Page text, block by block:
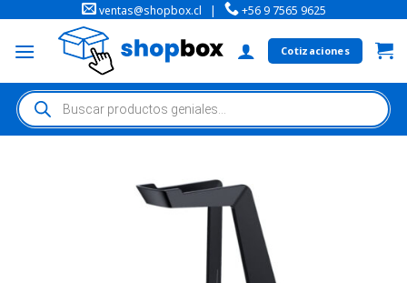
ventas@shopbox.cl | +56 9 7565 9625
Cotizaciones